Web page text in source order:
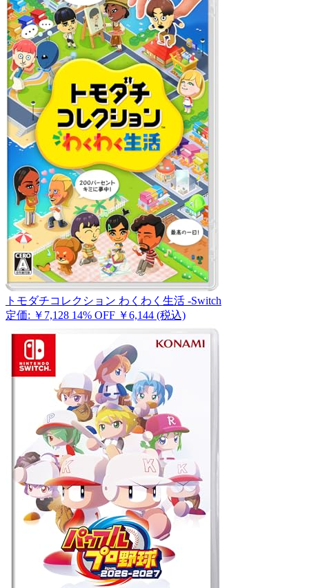
トモダチコレクション わくわく生活 -Switch
定価: ￥7,128 14% OFF ￥6,144 (税込)